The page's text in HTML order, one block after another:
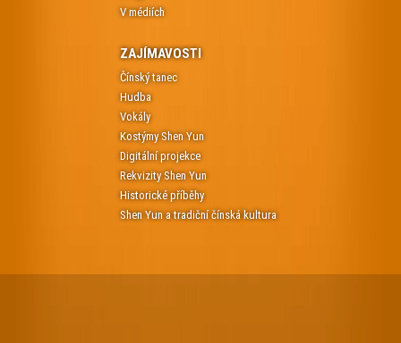
V médiích
ZAJÍMAVOSTI
Čínský tanec
Hudba
Vokály
Kostýmy Shen Yun
Digitální projekce
Rekvizity Shen Yun
Historické příběhy
Shen Yun a tradiční čínská kultura